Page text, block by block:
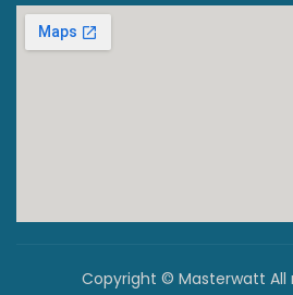
Copyright © Masterwatt All